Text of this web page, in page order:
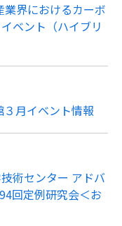
業界におけるカーボ
ベント（ハイブリ
３月イベント情報
術センター アドバ
回定例研究会＜お